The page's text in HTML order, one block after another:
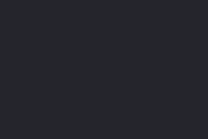
De Votre Location